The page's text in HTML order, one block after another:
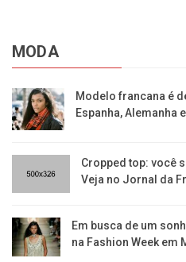
MODA
Modelo francana é
Espanha, Alemanha
Cropped top: você
Veja no Jornal da
Em busca de um
na Fashion Week em